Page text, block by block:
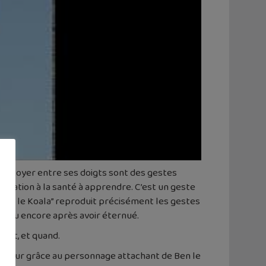
entre ses doigts sont des gestes
à la santé à apprendre. C’est un geste
le Koala” reproduit précisément les gestes
ou encore après avoir éternué.
et quand.
grâce au personnage attachant de Ben le